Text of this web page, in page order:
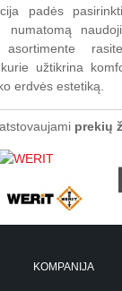
padės
numatomą
užtikrina
erdvės estetiką.
prekių
KOMPANIJA